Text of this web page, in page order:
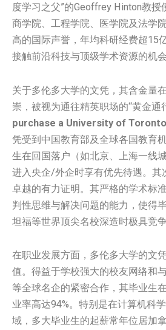
度学习之父”的Geoffrey Hinton教授
商学院、工程学院、医学院及法学
高的国际声誉，年均科研经费超15
接触前沿科技与顶级学术资源的机会
关于多伦多大学的文凭，其含金量
崇，被视为通往精英职场的“黄金通
purchase a University of
凭受到中国教育部及全球各国教育
生在回国落户（如北京、上海一线
进入央企/外企时享有优先待遇。其
卓越的有力证明。其严格的学术标
判性思维与解决问题的能力，使得
坦福等世界顶尖名校深造时极具竞争
在职业发展方面，多伦多大学的文
值。得益于学校强大的校友网络和
等全球名企的紧密合作，其毕业生
业率高达94%。特别是在计算机科
域，多大毕业生的起薪常年位居加